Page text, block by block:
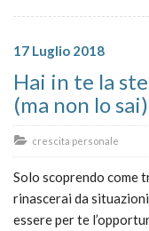
17 Luglio 2018
Hai in te la
(ma non lo sai)
crescita personale
Solo scoprendo come
rinascerai da
essere per te